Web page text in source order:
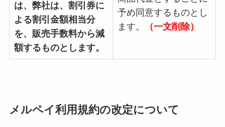
は、弊社は、割引券に
よる割引金額相当分
を、販売手数料から減
額するものとします。
予め同意するものとし
ます。
（一文削除）
メルペイ利用規約の改定について